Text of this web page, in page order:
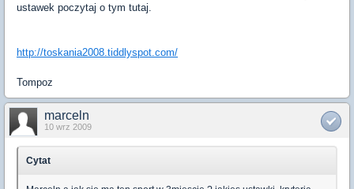
ustawek poczytaj o tym tutaj.
http://toskania2008.tiddlyspot.com/
Tompoz
marceln
10 wrz 2009
Cytat